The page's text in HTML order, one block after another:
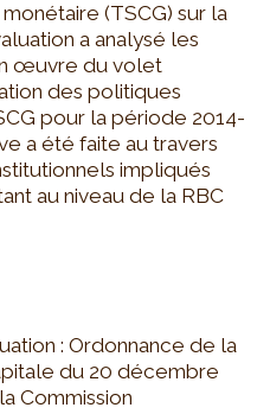
(TSCG) sur la
a analysé les
œuvre du volet
des politiques
pour la période 2014-
a été faite au travers
impliqués
au niveau de la RBC
: Ordonnance de la
du 20 décembre
Commission